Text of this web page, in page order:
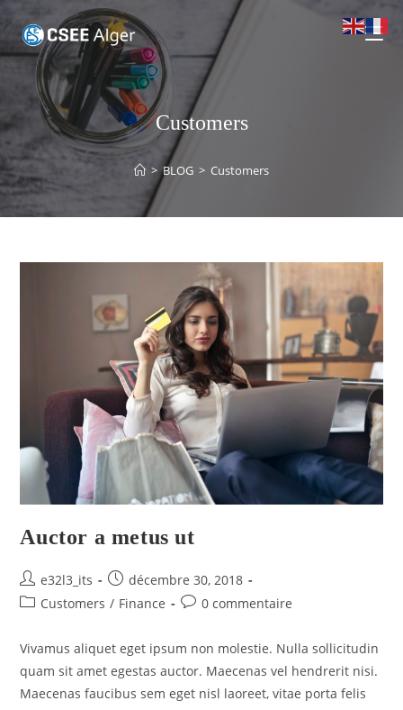
Customers
> BLOG > Customers
Auctor a metus ut
e32l3_its
décembre 30, 2018
Customers / Finance 0 commentaire
Vivamus aliquet eget ipsum non molestie. Nulla sollicitudin
quam sit amet egestas auctor. Maecenas vel hendrerit nisi.
Maecenas faucibus sem eget nisl laoreet, vitae porta felis